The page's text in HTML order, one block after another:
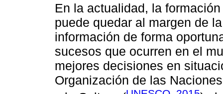
En la actualidad, la
puede quedar al margen de
información de forma
sucesos que ocurren en el
mejores decisiones en
Organización de las